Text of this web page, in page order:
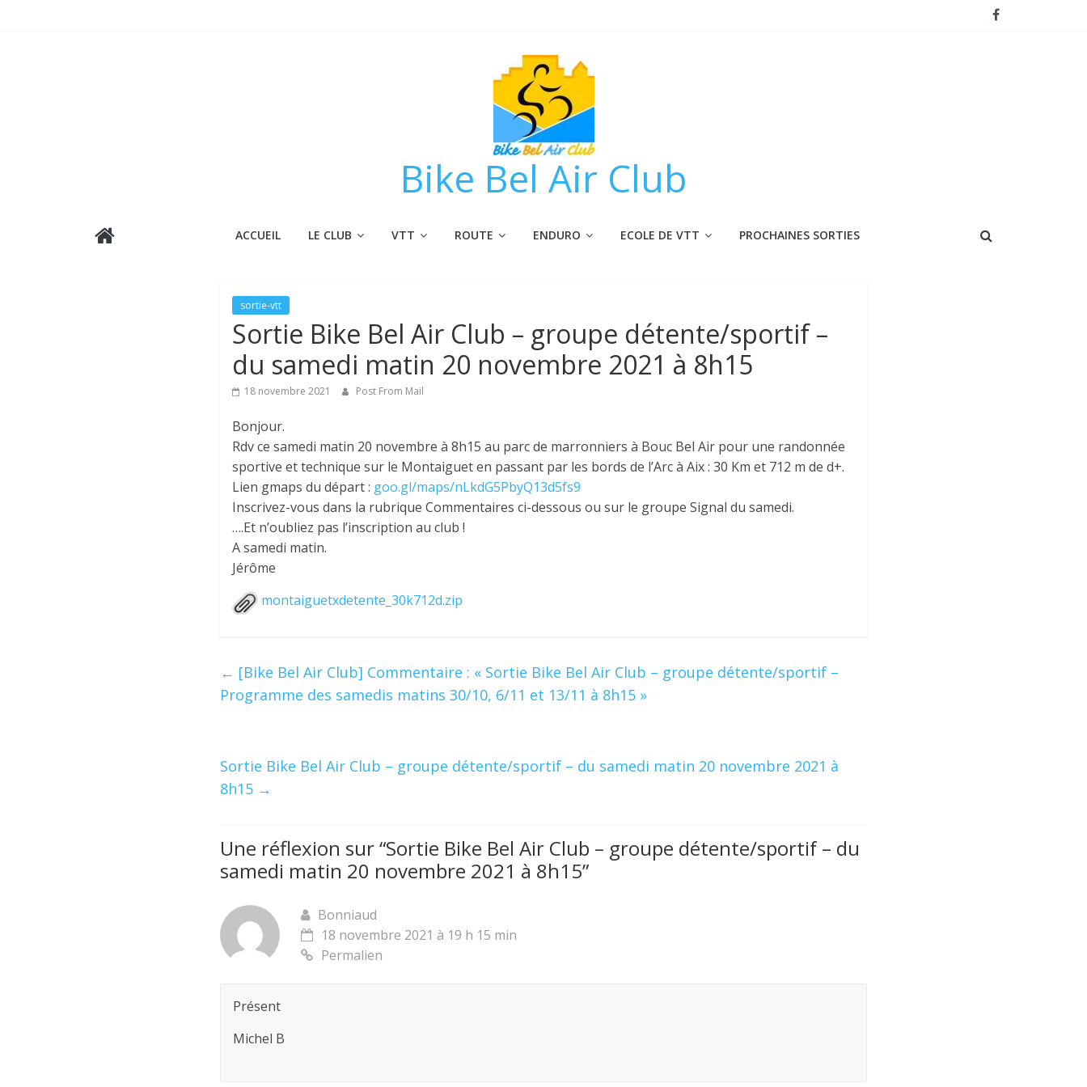
Bike Bel Air Club
ACCUEIL LE CLUB VTT ROUTE ENDURO ECOLE DE VTT PROCHAINES SORTIES
sortie-vtt
Sortie Bike Bel Air Club – groupe détente/sportif –
du samedi matin 20 novembre 2021 à 8h15
18 novembre 2021 Post From Mail
Bonjour.
Rdv ce samedi matin 20 novembre à 8h15 au parc de marronniers à Bouc Bel Air pour une randonnée
sportive et technique sur le Montaiguet en passant par les bords de l’Arc à Aix : 30 Km et 712 m de d+.
Lien gmaps du départ : goo.gl/maps/nLkdG5PbyQ13d5fs9
Inscrivez-vous dans la rubrique Commentaires ci-dessous ou sur le groupe Signal du samedi.
….Et n’oubliez pas l’inscription au club !
A samedi matin.
Jérôme
montaiguetxdetente_30k712d.zip
← [Bike Bel Air Club] Commentaire : « Sortie Bike Bel Air Club – groupe détente/sportif –
Programme des samedis matins 30/10, 6/11 et 13/11 à 8h15 »
Sortie Bike Bel Air Club – groupe détente/sportif – du samedi matin 20 novembre 2021 à
8h15 →
Une réflexion sur “Sortie Bike Bel Air Club – groupe détente/sportif – du
samedi matin 20 novembre 2021 à 8h15”
Bonniaud
18 novembre 2021 à 19 h 15 min
Permalien
Présent
Michel B